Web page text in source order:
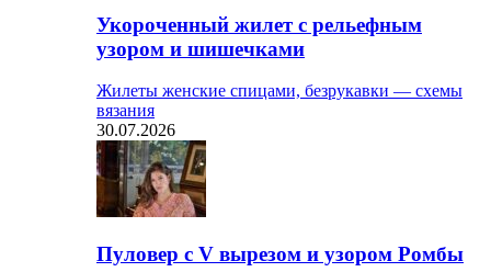
Укороченный жилет с рельефным
узором и шишечками
Жилеты женские спицами, безрукавки — схемы
вязания
30.07.2026
Пуловер с V вырезом и узором Ромбы